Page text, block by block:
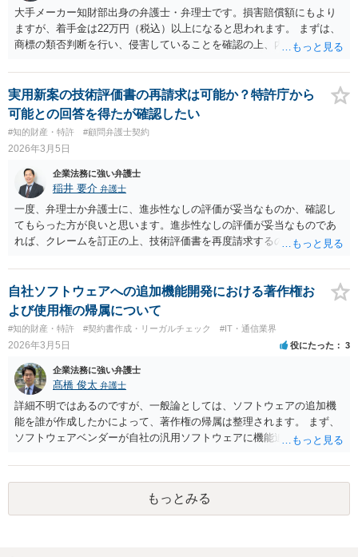
したがって、本件展示は「授業の過程」要件を満たさず、３５条によ
る適法化はできないと考えられます。 ただし、繰り返しになります
が、ご相談のケースのような事案が裁判沙汰になることが現実的には
ほぼないため、今後も裁判例が積み重なる可能性がきわめて低く、ど
ちらの解釈が正しいのかについて司法の判断が下されることがないも
のと思われます。
大手メーカー知財部出身の弁護士・弁理士です。損害賠償額にもより
ますが、着手金は22万円（税込）以上になると思われます。 まずは、
商標の類否判断を行い、侵害していることを確認の上、内容証明を送
は、ライセンス許諾をすることも考えられます。
実用新案の技術評価書の再請求は可能か？特許庁から
可能との回答を得たが確認したい
#知的財産・特許 #顧問弁護士契約
2026年3月5日
企業法務に強い弁護士
稲井 要介 弁護士
一度、弁理士か弁護士に、進歩性なしの評価が妥当なものか、確認し
てもらった方が良いと思います。進歩性なしの評価が妥当なものであ
れば、クレームを訂正の上、技術評価書を再度請求するのが良いと考
月を経過」すると、クレーム訂正ができなくなるのでご留意ください
（実案法１４条の２第１項）。なお、条文上、「最初の」との限定が
あることからも、法は、２回目以降の実用新案技術評価書を予定して
います。
自社ソフトウェアへの追加機能開発における著作権お
よび使用権の帰属について
#知的財産・特許 #契約書作成・リーガルチェック #IT・通信業界
2026年3月5日 役にたった 3
企業法務に強い弁護士
髙橋 俊太 弁護士
詳細不明ではあるのですが、一般論としては、ソフトウェアの追加機
能を誰が作成したかによって、著作権の帰属は整理されます。 まず、
ソフトウェアベンダーが自社の汎用ソフトウェアに機能追加を行った
の合意がない限り、追加部分を含めたプログラムの著作権は原則とし
てベンダーに帰属します。利用者が費用を負担している場合でも、そ
れだけで著作権が利用者に移転するわけではありません。 一方、利用
者側に認められるのは通常、その追加機能を含むソフトウェアを契約
もっとみる